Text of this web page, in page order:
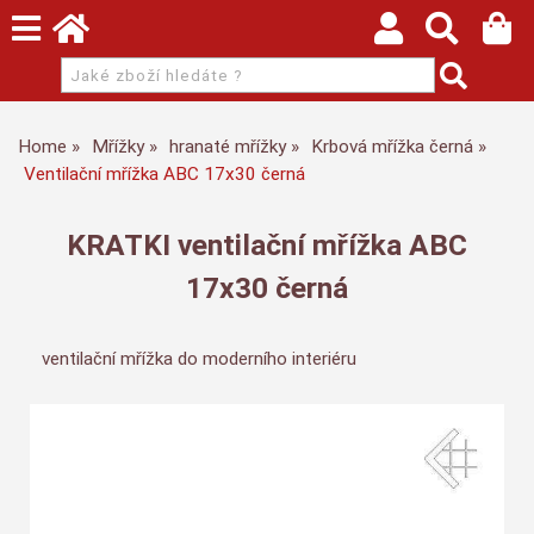
Home Mřížky hranaté mřížky
Krbová mřížka černá
Ventilační mřížka ABC 17x30 černá
KRATKI ventilační mřížka ABC
17x30 černá
ventilační mřížka do moderního interiéru